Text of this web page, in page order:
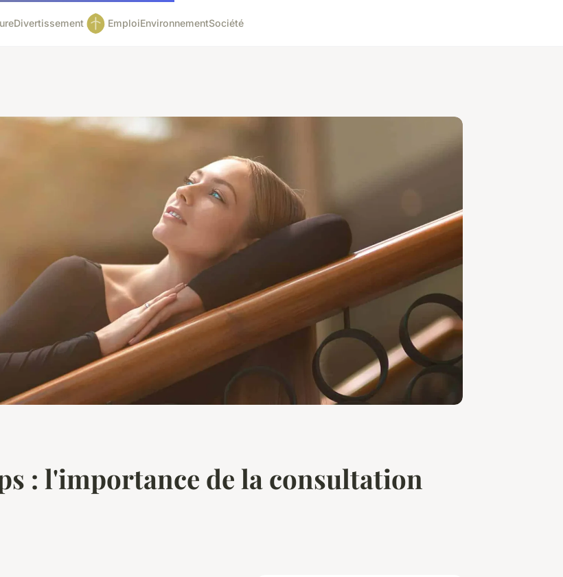
Divertissement EmploiEnvironnementSociété
: l'importance de la consultation